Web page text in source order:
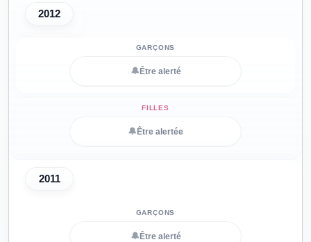
2012
🔔 Être alerté
🔔 Être alertée
2011
🔔 Être alerté